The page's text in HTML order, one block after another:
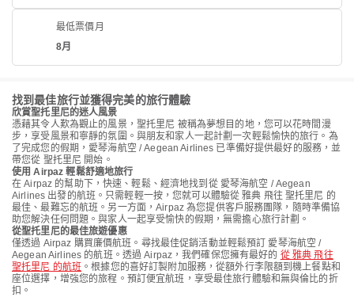
最低票價月
8月
找到最佳旅行並獲得完美的旅行體驗
欣賞聖托里尼的迷人風景
憑藉其令人歎為觀止的風景，聖托里尼 被稱為夢想目的地，您可以花時間漫
步，享受風景和寧靜的氛圍。與朋友和家人一起計劃一次輕鬆愉快的旅行。為
了完成您的假期，愛琴海航空 / Aegean Airlines 已準備好提供最好的服務，並
帶您從 聖托里尼 開始。
使用 Airpaz 輕鬆舒適地旅行
在 Airpaz 的幫助下，快速、輕鬆、經濟地找到從 愛琴海航空 / Aegean
Airlines 出發的航班。只需輕輕一按，您就可以體驗從 雅典 飛往 聖托里尼 的
最佳、最難忘的航班。另一方面，Airpaz 為您提供客戶服務團隊，隨時準備協
助您解決任何問題。與家人一起享受愉快的假期，無需擔心旅行計劃。
從聖托里尼的最佳旅遊優惠
僅透過 Airpaz 購買廉價航班。尋找最佳促銷活動並輕鬆預訂 愛琴海航空 /
Aegean Airlines 的航班。透過 Airpaz，我們確保您擁有最好的 從 雅典 飛往
聖托里尼 的航班 。根據您的喜好訂製附加服務，從額外行李限額到機上餐點和
座位選擇，增強您的旅程。預訂便宜航班，享受最佳旅行體驗和無與倫比的折
扣。